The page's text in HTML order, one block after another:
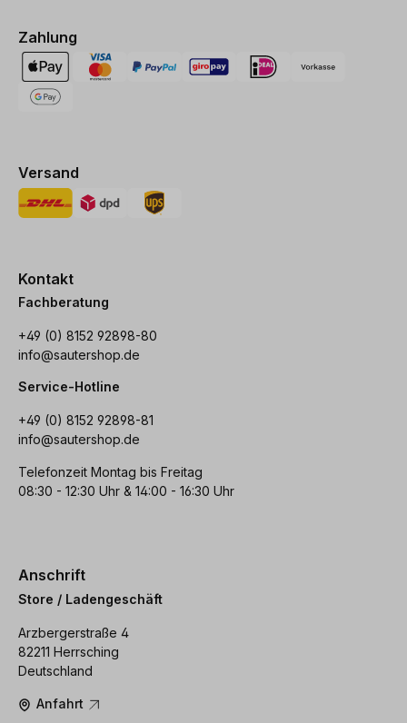
Zahlung
Versand
Kontakt
Fachberatung
+49 (0) 8152 92898-80
info@sautershop.de
Service-Hotline
+49 (0) 8152 92898-81
info@sautershop.de
Telefonzeit Montag bis Freitag
08:30 - 12:30 Uhr & 14:00 - 16:30 Uhr
Anschrift
Store / Ladengeschäft
Arzbergerstraße 4
82211 Herrsching
Deutschland
Anfahrt